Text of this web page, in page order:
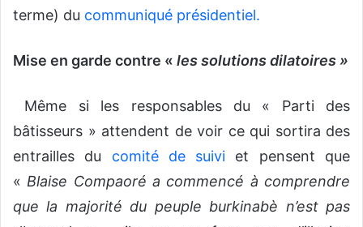
terme) du communiqué présidentiel.
Mise en garde contre « les solutions dilatoires »
Même si les responsables du « Parti des
bâtisseurs » attendent de voir ce qui sortira des
entrailles du comité de suivi et pensent que
« Blaise Compaoré a commencé à comprendre
que la majorité du peuple burkinabè n’est pas